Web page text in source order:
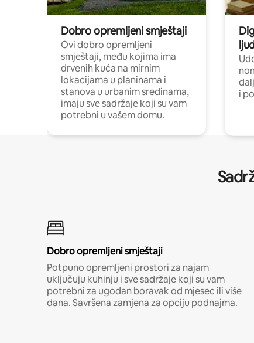
Dobro opremljeni smještaji
Ovi dobro opremljeni
smještaji, među kojima ima
drvenih kuća na mirnim
lokacijama u planinama i
stanova u urbanim sredinama,
imaju sve sadržaje koji su vam
potrebni u vašem domu.
i
Dobro opremljeni smještaji
Potpuno opremljeni prostori za najam
uključuju kuhinju i sve sadržaje koji su vam
potrebni za ugodan boravak od mjesec ili više
dana. Savršena zamjena za opciju podnajma.